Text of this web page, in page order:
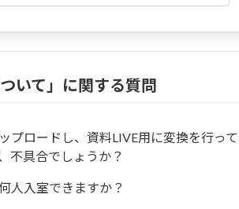
いて」に関する質問
プロードし、資料LIVE用に変換を行っ
不具合でしょうか？
人入室できますか？